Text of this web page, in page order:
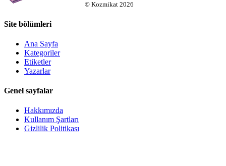
© Kozmikat 2026
Site bölümleri
Ana Sayfa
Kategoriler
Etiketler
Yazarlar
Genel sayfalar
Hakkımızda
Kullanım Şartları
Gizlilik Politikası